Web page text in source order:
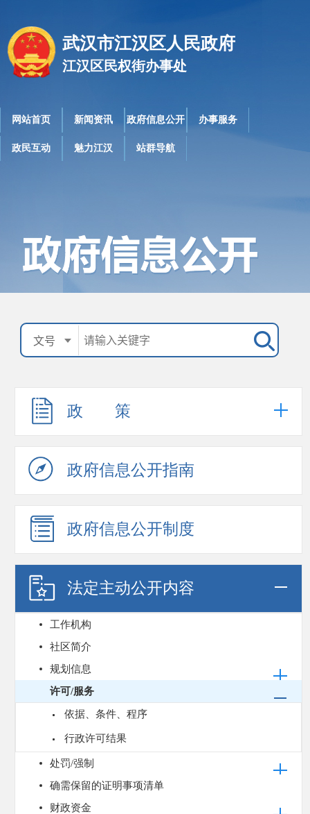
武汉市江汉区人民政府
江汉区民权街办事处
网站首页 新闻资讯 政府信息公开 办事服务
政民互动 魅力江汉 站群导航
政 策
政府信息公开指南
政府信息公开制度
法定主动公开内容
工作机构
社区简介
规划信息
许可/服务
依据、条件、程序
行政许可结果
处罚/强制
确需保留的证明事项清单
财政资金